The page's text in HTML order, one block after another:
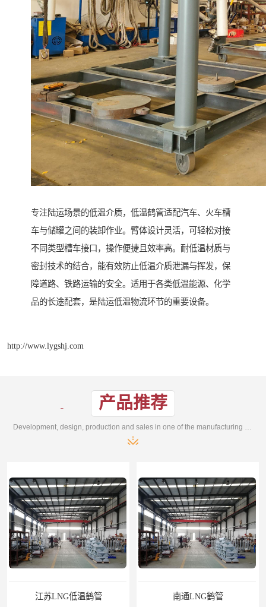
专注陆运场景的低温介质，低温鹤管适配汽车、火车槽
车与储罐之间的装卸作业。臂体设计灵活，可轻松对接
不同类型槽车接口，操作便捷且效率高。耐低温材质与
密封技术的结合，能有效防止低温介质泄漏与挥发，保
障道路、铁路运输的安全。适用于各类低温能源、化学
品的长途配套，是陆运低温物流环节的重要设备。
http://www.lygshj.com
产品推荐
Development, design, production and sales in one of the manufacturing enterprises
江苏LNG低温鹤管 南通LNG鹤管